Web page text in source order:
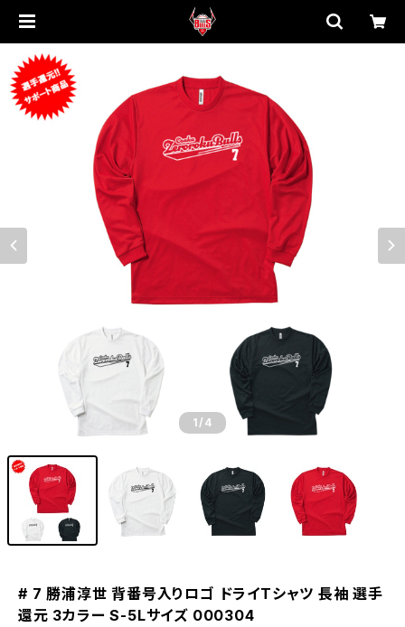
1 /4
# 7 勝浦淳世 背番号入りロゴ ドライTシャツ 長袖 選手
還元 3カラー S-5Lサイズ 000304